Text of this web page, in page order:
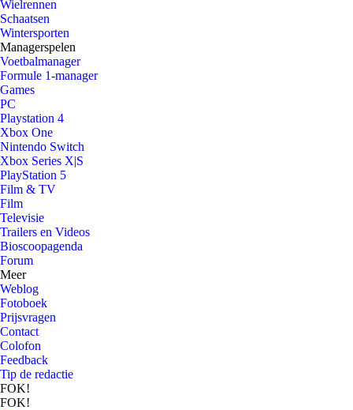
Wielrennen
Schaatsen
Wintersporten
Managerspelen
Voetbalmanager
Formule 1-manager
Games
PC
Playstation 4
Xbox One
Nintendo Switch
Xbox Series X|S
PlayStation 5
Film & TV
Film
Televisie
Trailers en Videos
Bioscoopagenda
Forum
Meer
Weblog
Fotoboek
Prijsvragen
Contact
Colofon
Feedback
Tip de redactie
FOK!
FOK!